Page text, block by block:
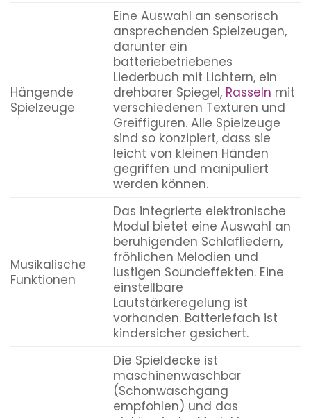
Hängende
Spielzeuge
Eine Auswahl an sensorisch
ansprechenden Spielzeugen,
darunter ein
batteriebetriebenes
Liederbuch mit Lichtern, ein
drehbarer Spiegel, Rasseln mit
verschiedenen Texturen und
Greiffiguren. Alle Spielzeuge
sind so konzipiert, dass sie
leicht von kleinen Händen
gegriffen und manipuliert
werden können.
Musikalische
Funktionen
Das integrierte elektronische
Modul bietet eine Auswahl an
beruhigenden Schlafliedern,
fröhlichen Melodien und
lustigen Soundeffekten. Eine
einstellbare
Lautstärkeregelung ist
vorhanden. Batteriefach ist
kindersicher gesichert.
Die Spieldecke ist
maschinenwaschbar
(Schonwaschgang
empfohlen) und das